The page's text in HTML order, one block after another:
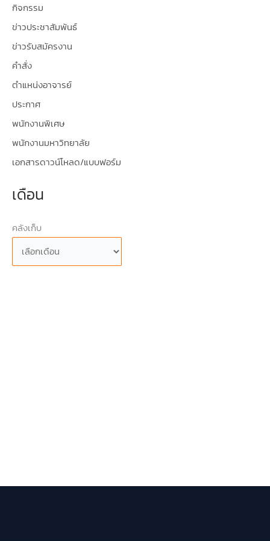
กิจกรรม
ข่าวประชาสัมพันธ์
ข่าวรับสมัครงาน
คำสั่ง
ตำแหน่งอาจารย์
ประกาศ
พนักงานพิเศษ
พนักงานมหาวิทยาลัย
เอกสารดาวน์โหลด/แบบฟอร์ม
เดือน
คลังเก็บ